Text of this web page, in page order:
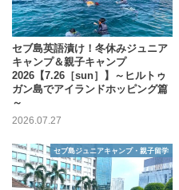
セブ島英語漬け！冬休みジュニア
キャンプ＆親子キャンプ
2026【7.26［sun］】～ヒルトゥ
ガン島でアイランドホッピング篇
～
2026.07.27
セブ島ジュニアキャンプ・親子留学